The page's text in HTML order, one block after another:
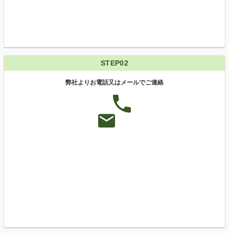
STEP02
弊社よりお電話又はメールでご連絡